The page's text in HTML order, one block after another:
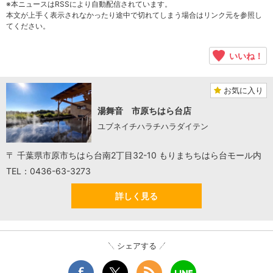
※本ニュースはRSSにより自動配信されています。
本文が上手く表示されなかったり途中で切れてしまう場合はリンク元を参照し
てください。
いいね！
お気に入り
湯舞音 市原ちはら台店
ユブネイチハラチハラダイテン
〒 千葉県市原市ちはら台南2丁目32-10 もりまちちはら台モール内
TEL：0436-63-3273
詳しく見る
シェアする